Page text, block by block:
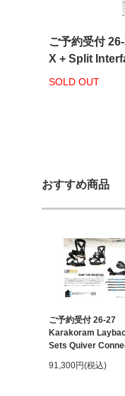
ご予約受付
X + Split
SOLD OUT
おすすめ商品
ご予約受付 26-27
Karakoram
Sets Quiver
91,300円(税込)